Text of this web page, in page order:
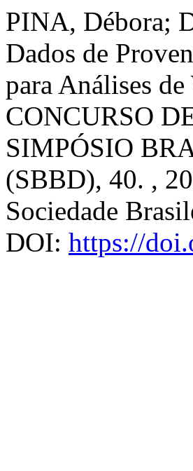
PINA, Débora;
Dados de
para Análises
CONCURSO
SIMPÓSIO
(SBBD), 40. ,
Sociedade
DOI: https://